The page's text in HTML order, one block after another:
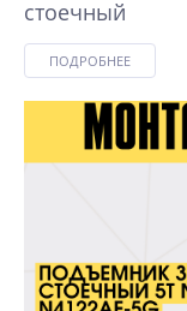
стоечный
ПОДРОБНЕЕ